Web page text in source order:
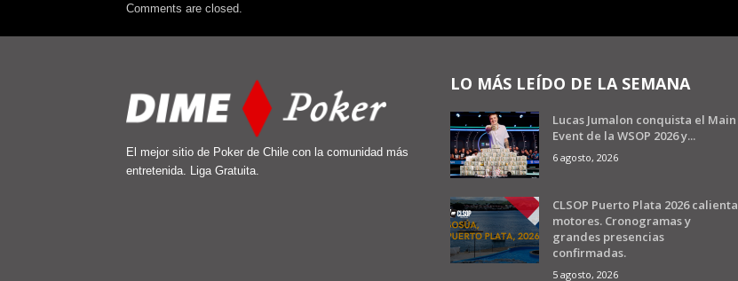
Comments are closed.
El mejor sitio de Poker de Chile con la comunidad más
entretenida. Liga Gratuita.
LO MÁS LEÍDO DE LA SEMANA
Lucas Jumalon conquista el Main
Event de la WSOP 2026 y...
6 agosto, 2026
CLSOP Puerto Plata 2026 calienta
motores. Cronogramas y
grandes presencias
confirmadas.
5 agosto, 2026